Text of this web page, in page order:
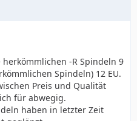
herkömmlichen -R Spindeln 9
Spindeln) 12 EU.
Preis und Qualität
für abwegig.
haben in letzter Zeit